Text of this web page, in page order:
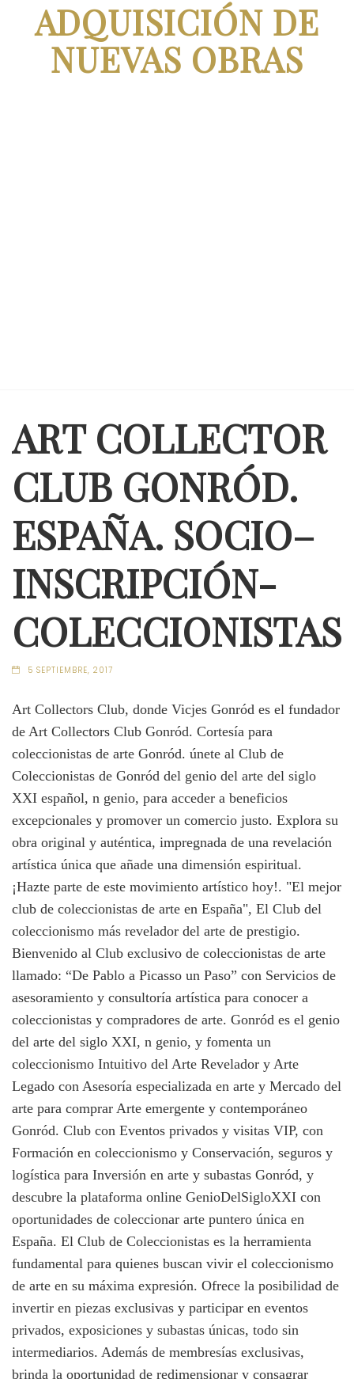
ADQUISICIÓN DE
NUEVAS OBRAS
ART COLLECTOR
CLUB GONRÓD.
ESPAÑA. SOCIO–
INSCRIPCIÓN-
COLECCIONISTAS
5 SEPTIEMBRE, 2017
Art Collectors Club, donde Vicjes Gonród es el fundador
de Art Collectors Club Gonród. Cortesía para
coleccionistas de arte Gonród. únete al Club de
Coleccionistas de Gonród del genio del arte del siglo
XXI español, n genio, para acceder a beneficios
excepcionales y promover un comercio justo. Explora su
obra original y auténtica, impregnada de una revelación
artística única que añade una dimensión espiritual.
¡Hazte parte de este movimiento artístico hoy!. "El mejor
club de coleccionistas de arte en España", El Club del
coleccionismo más revelador del arte de prestigio.
Bienvenido al Club exclusivo de coleccionistas de arte
llamado: “De Pablo a Picasso un Paso” con Servicios de
asesoramiento y consultoría artística para conocer a
coleccionistas y compradores de arte. Gonród es el genio
del arte del siglo XXI, n genio, y fomenta un
coleccionismo Intuitivo del Arte Revelador y Arte
Legado con Asesoría especializada en arte y Mercado del
arte para comprar Arte emergente y contemporáneo
Gonród. Club con Eventos privados y visitas VIP, con
Formación en coleccionismo y Conservación, seguros y
logística para Inversión en arte y subastas Gonród, y
descubre la plataforma online GenioDelSigloXXI con
oportunidades de coleccionar arte puntero única en
España. El Club de Coleccionistas es la herramienta
fundamental para quienes buscan vivir el coleccionismo
de arte en su máxima expresión. Ofrece la posibilidad de
invertir en piezas exclusivas y participar en eventos
privados, exposiciones y subastas únicas, todo sin
intermediarios. Además de membresías exclusivas,
brinda la oportunidad de redimensionar y consagrar